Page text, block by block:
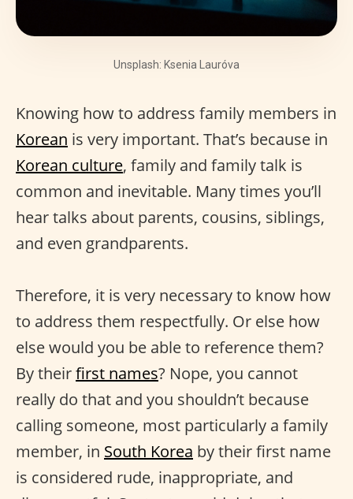
Unsplash: Ksenia Lauróva
Knowing how to address family members in
Korean is very important. That’s because in
Korean culture, family and family talk is
common and inevitable. Many times you’ll
hear talks about parents, cousins, siblings,
and even grandparents.
Therefore, it is very necessary to know how
to address them respectfully. Or else how
else would you be able to reference them?
By theirfirst names? Nope, you cannot
really do that and you shouldn’t because
calling someone, most particularly a family
member, in South Korea by their first name
is considered rude, inappropriate, and